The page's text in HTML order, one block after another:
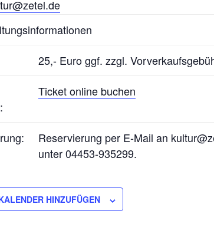
25,- Euro ggf. zzgl.
Ticket online buchen
Reservierung per E-Mail an
unter 04453-935299.
HINZUFÜGEN